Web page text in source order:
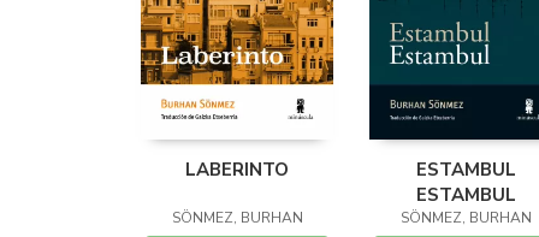
LABERINTO
SÖNMEZ, BURHAN
ESTAMBUL
ESTAMBUL
SÖNMEZ, BURHAN